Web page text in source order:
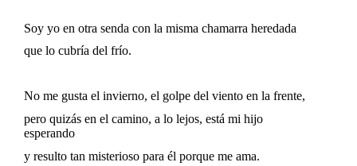
Soy yo en otra senda con la misma chamarra heredada
que lo cubría del frío.
No me gusta el invierno, el golpe del viento en la frente,
pero quizás en el camino, a lo lejos, está mi hijo
esperando
y resulto tan misterioso para él porque me ama.